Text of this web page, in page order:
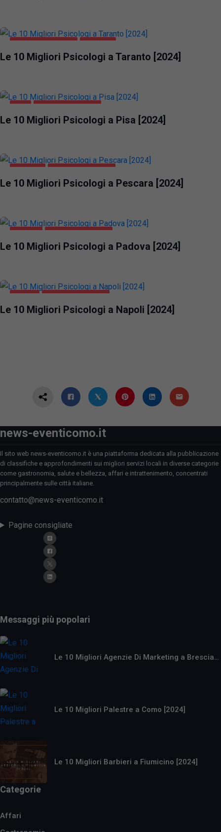
Le 10 Migliori Psicologi a Taranto [2024]
Le 10 Migliori Psicologi a Pisa [2024]
Le 10 Migliori Psicologi a Pescara [2024]
Le 10 Migliori Psicologi a Padova [2024]
Le 10 Migliori Psicologi a Napoli [2024]
news-eventicomo.it
Il sito web news-eventicomo.it è una piattaforma dedicata alla pubblicazione
di classifiche e approfondimenti sui migliori servizi locali in diverse categorie
come gastronomia, salute e bellezza, affari e intrattenimento, concentrati
principalmente sulle città italiane.
contatto@news-eventicomo.it
Pagine consigliate
Messaggi più popolari
Le 10 Migliori Agenzie Di Marketing a Brescia…
Le 10 Migliori Palestre a Como [2024]
Le 10 Migliori Barbieri a Fiumicino [2024]
Categorie
Affari